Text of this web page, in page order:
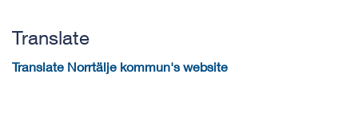
Translate
Translate Norrtälje kommun's website